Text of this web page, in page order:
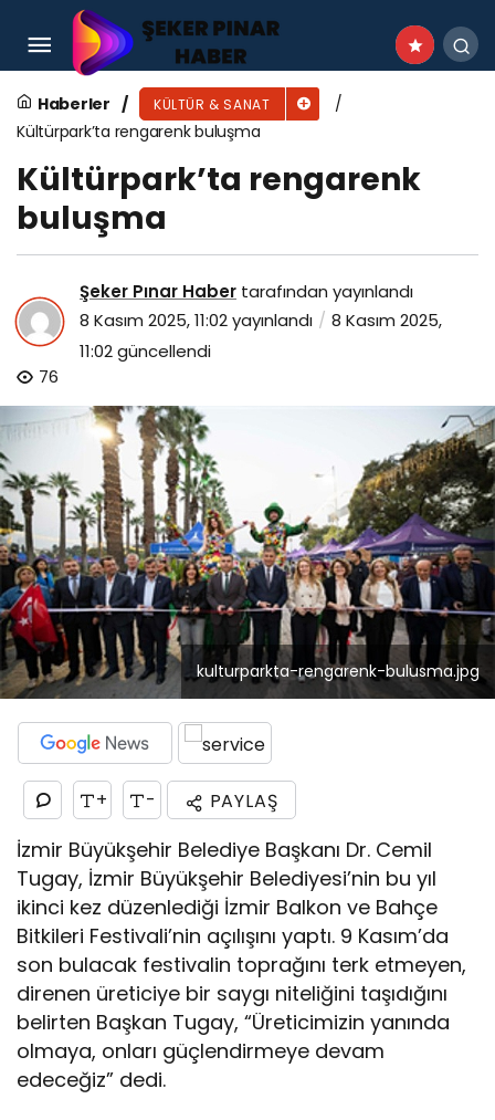
Haberler KÜLTÜR & SANAT
Kültürpark’ta rengarenk buluşma
Kültürpark’ta rengarenk
buluşma
Şeker Pınar Haber tarafından yayınlandı
8 Kasım 2025, 11:02yayınlandı
8 Kasım 2025,
11:02güncellendi
76
kulturparkta-rengarenk-bulusma.jpg
+ - PAYLAŞ
İzmir Büyükşehir Belediye Başkanı Dr. Cemil
Tugay, İzmir Büyükşehir Belediyesi’nin bu yıl
ikinci kez düzenlediği İzmir Balkon ve Bahçe
Bitkileri Festivali’nin açılışını yaptı. 9 Kasım’da
son bulacak festivalin toprağını terk etmeyen,
direnen üreticiye bir saygı niteliğini taşıdığını
belirten Başkan Tugay, “Üreticimizin yanında
olmaya, onları güçlendirmeye devam
edeceğiz” dedi.
“Dirlik” temasıyla yola çıkan İyi Tasarım/Good
Design İzmir_10 sona erdi